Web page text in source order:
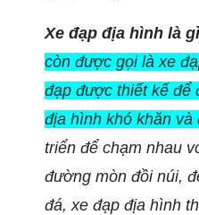
Xe đạp địa hình là
còn được gọi là xe
đạp được thiết kế để
địa hình khó khăn và
triển để chạm nhau
đường mòn đồi núi,
đá, xe đạp địa hình